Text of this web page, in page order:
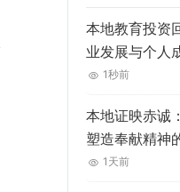
本地教育投资
业发展与个人
1秒前
本地证映赤诚
塑造奉献精神
1天前